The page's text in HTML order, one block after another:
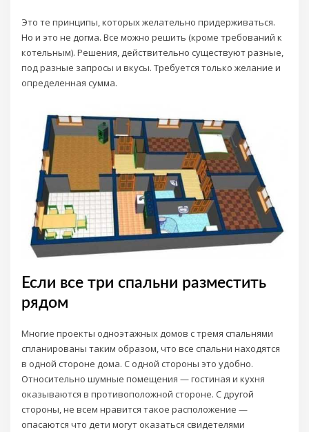
Это те принципы, которых желательно придерживаться.
Но и это не догма. Все можно решить (кроме требований к
котельным). Решения, действительно существуют разные,
под разные запросы и вкусы. Требуется только желание и
определенная сумма.
Если все три спальни разместить
рядом
Многие проекты одноэтажных домов с тремя спальнями
спланированы таким образом, что все спальни находятся
в одной стороне дома. С одной стороны это удобно.
Относительно шумные помещения — гостиная и кухня
оказываются в противоположной стороне. С другой
стороны, не всем нравится такое расположение —
опасаются что дети могут оказаться свидетелями